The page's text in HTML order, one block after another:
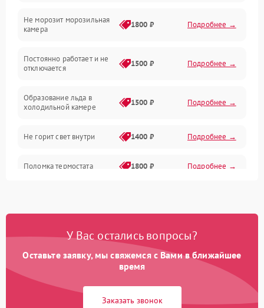
Дренаж
Не морозит морозильная
камера
1800 ₽ Подробнее →
Постоянно работает и не
отключается
1500 ₽ Подробнее →
Образование льда в
холодильной камере
1500 ₽ Подробнее →
Не горит свет внутри 1400 ₽ Подробнее →
Поломка термостата 1800 ₽ Подробнее →
Образование конденсата
1800 ₽ Подробнее →
Сбой в работе инвертора
У Вас остались вопросы?
Оставьте заявку, мы свяжемся с Вами в ближайшее
время
Заказать звонок